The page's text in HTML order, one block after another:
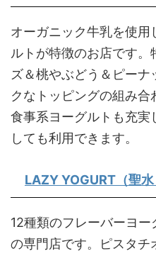
オーガニック牛乳を使
ルトが特徴のお店です
ズ＆桃やぶどう＆ピー
クなトッピングの組み合
食事系ヨーグルトも充実
しても利用できます。
LAZY YOGURT（聖水
12種類のフレーバーヨ
の専門店です。ピスタチ